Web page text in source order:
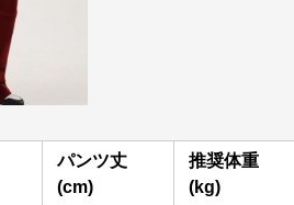
パンツ丈
(cm)
推奨体重
(kg)